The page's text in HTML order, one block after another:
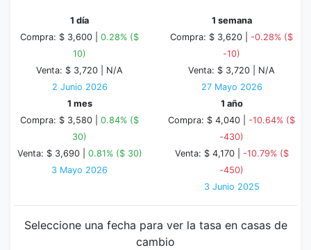
1 día
Compra: $ 3,600 | 0.28% ($
10)
Venta: $ 3,720 | N/A
2 Junio 2026
1 semana
Compra: $ 3,620 | -0.28% ($
-10)
Venta: $ 3,720 | N/A
27 Mayo 2026
1 mes
Compra: $ 3,580 | 0.84% ($
30)
Venta: $ 3,690 | 0.81% ($ 30)
3 Mayo 2026
1 año
Compra: $ 4,040 | -10.64% ($
-430)
Venta: $ 4,170 | -10.79% ($
-450)
3 Junio 2025
Seleccione una fecha para ver la tasa en casas de
cambio